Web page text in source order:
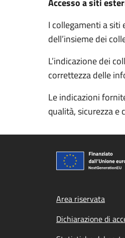
Accesso a siti
I collegamenti a
dell’insieme dei
L’indicazione dei
correttezza delle
Le indicazioni
qualità, sicurezza e
Footer
Area riservata
Dichiarazione di